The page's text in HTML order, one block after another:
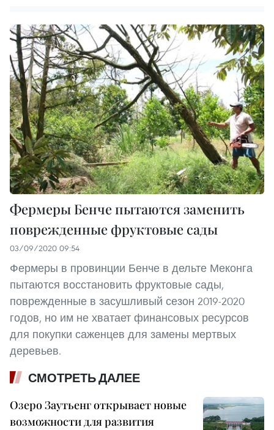
Фермеры Бенче пытаются заменить
поврежденные фруктовые сады
03/09/2020 09:54
Фермеры в провинции Бенче в дельте Меконга
пытаются восстановить фруктовые сады,
поврежденные в засушливый сезон 2019-2020
годов, но им не хватает финансовых ресурсов
для покупки саженцев для замены мертвых
деревьев.
СМОТРЕТЬ ДАЛЕЕ
Озеро Заутьенг открывает новые
возможности для развития